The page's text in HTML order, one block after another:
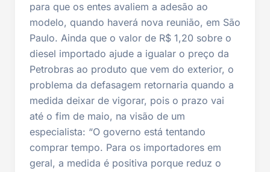
para que os entes avaliem a adesão ao
modelo, quando haverá nova reunião, em São
Paulo. Ainda que o valor de R$ 1,20 sobre o
diesel importado ajude a igualar o preço da
Petrobras ao produto que vem do exterior, o
problema da defasagem retornaria quando a
medida deixar de vigorar, pois o prazo vai
até o fim de maio, na visão de um
especialista: “O governo está tentando
comprar tempo. Para os importadores em
geral, a medida é positiva porque reduz o